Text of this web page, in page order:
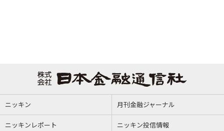
ニッキン 月刊金融ジャーナル
ニッキンレポート ニッキン投信情報